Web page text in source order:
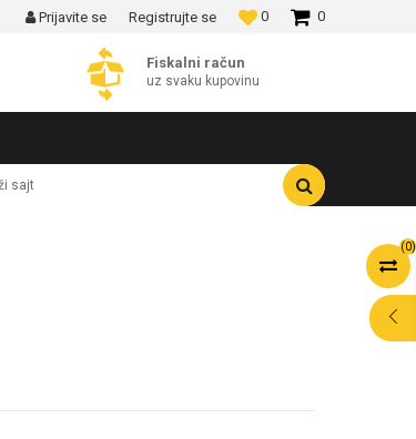
BESPLATNE ISPORUKE! 0
0
Prijavite se Registrujte se
Fiskalni račun
uz svaku kupovinu
sajt
(0)